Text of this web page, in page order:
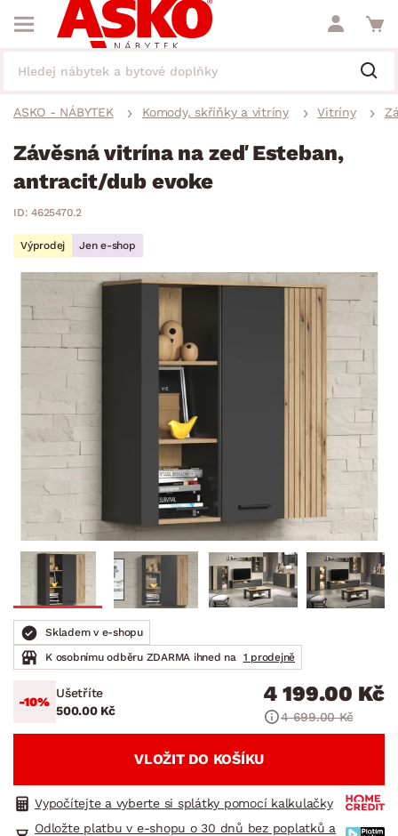
ASKO - NÁBYTEK Komody, skříňky a vitríny Vitríny
Závěsná vitrína na zeď Esteban,
antracit/dub evoke
ID: 4625470.2
Výprodej Jen e-shop
Skladem v e-shopu
K osobnímu odběru ZDARMA ihned na
1 prodejně
-10%
Ušetříte
500.00 Kč
4 199.00 Kč
4 699.00 Kč
VLOŽIT DO KOŠÍKU
Vypočítejte a vyberte si splátky pomocí kalkulačky
Odložte platbu v e-shopu o 30 dnů bez poplatků a